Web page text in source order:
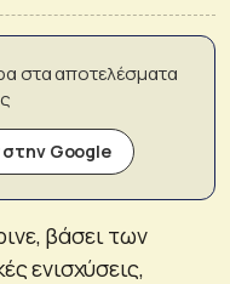
στα αποτελέσματα
Google
βάσει των
ενισχύσεις,